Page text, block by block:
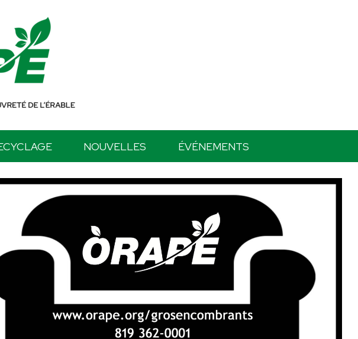
NOUVELLES ÉVÉNEMENTS